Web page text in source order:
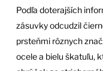
Podľa doterajších
zásuvky odcudzil
prsteňmi rôznych
ocele a bielu škatuľu,